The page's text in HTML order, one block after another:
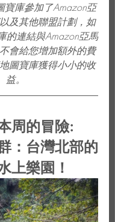
寶庫參加了Amazon亞
及其他聯盟計劃，如
的連結與Amazon亞馬
會給您增加額外的費
圖寶庫獲得小小的收
益。
周的冒險:
：台灣北部的
上樂園！